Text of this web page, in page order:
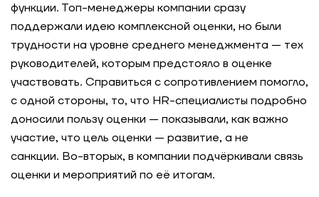
Профиль современного лидера: как мы
оценили руководителей коммерческого блока
крупного ритейлера
Как мы помогли IT-компании превратить
психометрику в инструмент развития команды
Обновление корпоративных ценностей: как IT-
компания превратила их в инструмент
управления и роста
функции. Топ-менеджеры компании сразу
поддержали идею комплексной оценки, но были
трудности на уровне среднего менеджмента — тех
руководителей, которым предстояло в оценке
участвовать. Справиться с сопротивлением помогло,
с одной стороны, то, что HR-специалисты подробно
доносили пользу оценки — показывали, как важно
участие, что цель оценки — развитие, а не
санкции. Во-вторых, в компании подчёркивали связь
оценки и мероприятий по её итогам.